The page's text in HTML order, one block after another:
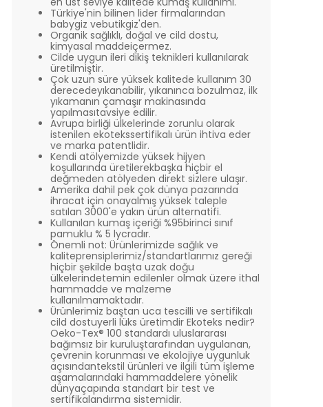
Türkiye'nin bilinen lider firmalarından
babygiz vebutikgiz'den.
Organik sağlıklı, doğal ve cild dostu,
kimyasal maddeiçermez.
Cilde uygun ileri dikiş teknikleri kullanılarak
üretilmiştir.
Çok uzun süre yüksek kalitede kullanım 30
derecedeyıkanabilir, yıkanınca bozulmaz, ilk
yıkamanın çamaşır makinasında
yapılmasıtavsiye edilir.
Avrupa birliği ülkelerinde zorunlu olarak
istenilen ekotekssertifikalı ürün ihtiva eder
ve marka patentlidir.
Kendi atölyemizde yüksek hijyen
koşullarında üretilerekbaşka hiçbir el
değmeden atölyeden direkt sizlere ulaşır.
Amerika dahil pek çok dünya pazarında
ihracat için onayalmış yüksek taleple
satılan 3000'e yakın ürün alternatifi.
Kullanılan kumaş içeriği %95birinci sınıf
pamuklu % 5 lycradır.
Önemli not: Ürünlerimizde sağlık ve
kaliteprensiplerimiz/standartlarımız gereği
hiçbir şekilde başta uzak doğu
ülkelerindetemin edilenler olmak üzere ithal
hammadde ve malzeme
kullanılmamaktadır.
Ürünlerimiz baştan uca tescilli ve sertifikalı
cild dostuyerli lüks üretimdir Ekoteks nedir?
Oeko-Tex® 100 standardı uluslararası
bağımsız bir kuruluştarafından uygulanan,
çevrenin korunması ve ekolojiye uygunluk
açısındantekstil ürünleri ve ilgili tüm işleme
aşamalarındaki hammaddelere yönelik
dünyaçapında standart bir test ve
sertifikalandırma sistemidir.